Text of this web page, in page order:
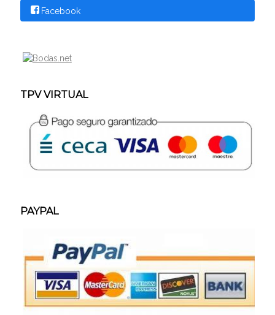
Facebook
TPV VIRTUAL
PAYPAL